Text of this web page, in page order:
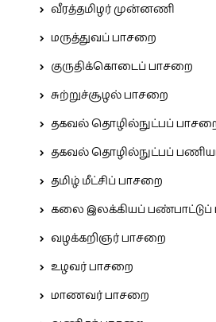
வீரத்தமிழர் முன்னணி
மருத்துவப் பாசறை
குருதிக்கொடைப் பாசறை
சுற்றுச்சூழல் பாசறை
தகவல் தொழில்நுட்பப்
தகவல் தொழில்நுட்பப்
தமிழ் மீட்சிப் பாசறை
கலை இலக்கியப் பண்பாட்டுப்
வழக்கறிஞர் பாசறை
உழவர் பாசறை
மாணவர் பாசறை